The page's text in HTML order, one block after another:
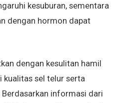
kesuburan, sementara
dengan hormon dapat
dengan kesulitan hamil
kualitas sel telur serta
informasi dari